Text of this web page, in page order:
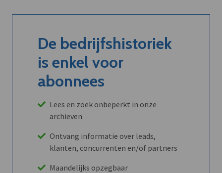
De bedrijfshistoriek
is enkel voor
abonnees
Lees en zoek onbeperkt in onze
archieven
Ontvang informatie over leads,
klanten, concurrenten en/of partners
Maandelijks opzegbaar